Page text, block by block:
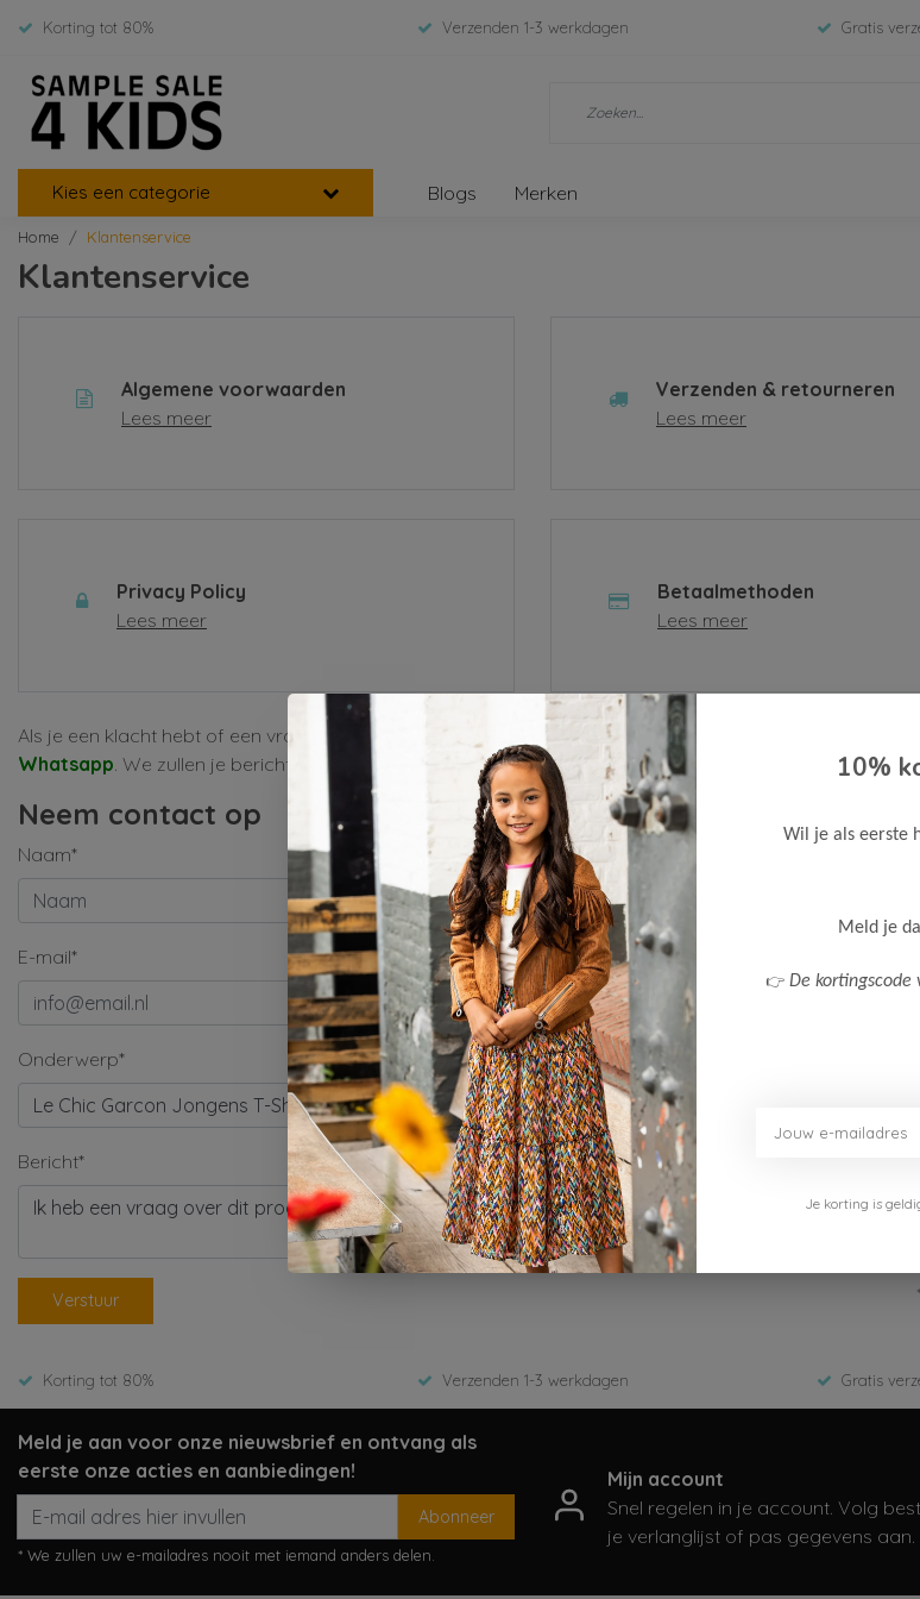
Korting tot 80% Verzenden 1-3 werkdagen Gratis
Kies een categorie Blogs Merken
Home Klantenservice
Klantenservice
Algemene voorwaarden
Lees meer
Verzenden & retourneren
Lees meer
Privacy Policy
Lees meer
Betaalmethoden
Lees meer
Als je een klacht hebt of een vraag, vul dan alsjeblieft het contactformulier in of neem contact met ons
Whatsapp. We zullen je bericht zo snel mogelijk behandelen.
Neem contact op
Naam* Bedrijf
E-mail* Telefoonnummer
Onderwerp*
Bericht*
Verstuur
Korting tot 80% Verzenden 1-3 werkdagen Gratis
Meld je aan voor onze nieuwsbrief en ontvang als
eerste onze acties en aanbiedingen!
Abonneer
* We zullen uw e-mailadres nooit met iemand anders delen.
Mijn account
Snel regelen in je account. Volg
je verlanglijst of pas gegevens aan.
10%
Wil je als eerste
Meld je
👉 De
Je korting is